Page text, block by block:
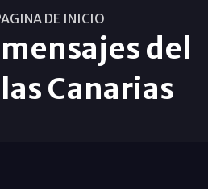
DE INICIO
del
Canarias